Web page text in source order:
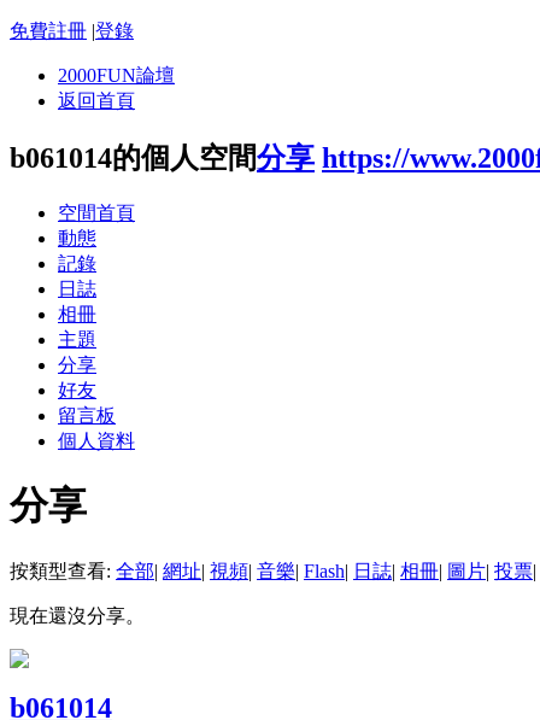
免費註冊 |登錄
2000FUN論壇
返回首頁
b061014的個人空間分享 https://
空間首頁
動態
記錄
日誌
相冊
主題
分享
好友
留言板
個人資料
分享
按類型查看: 全部| 網址| 視頻| 音樂| Flash| 日誌| 相冊| 圖片| 投票|
現在還沒分享。
b061014